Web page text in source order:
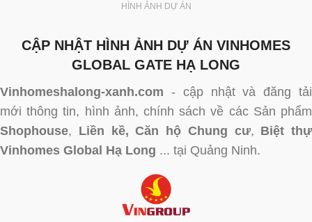
HÌNH ẢNH DỰ ÁN
CẬP NHẬT HÌNH ẢNH DỰ ÁN VINHOMES
GLOBAL GATE HẠ LONG
Vinhomeshalong-xanh.com - cập nhật và đăng tải
mới thông tin, hình ảnh, chính sách về các Sản phẩm
Shophouse, Liền kề, Căn hộ Chung cư, Biệt thự
Vinhomes Global Hạ Long ... tại Quảng Ninh.